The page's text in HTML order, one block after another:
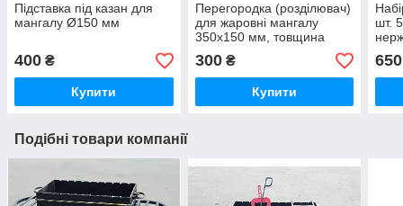
Підставка під казан для
мангалу Ø150 мм
400 ₴
Купити
Перегородка (розділювач)
для жаровні мангалу
350х150 мм, товщина
сталі 3 мм
300₴
Купити
шт.
650
Подібні товари компанії